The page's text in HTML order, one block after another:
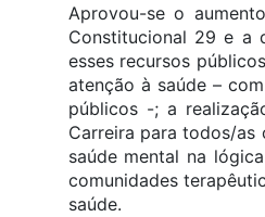
Aprovou-se o
Constitucional 29 e a
esses recursos
atenção à saúde –
públicos -; a
Carreira para todos/as
saúde mental na
comunidades
saúde.